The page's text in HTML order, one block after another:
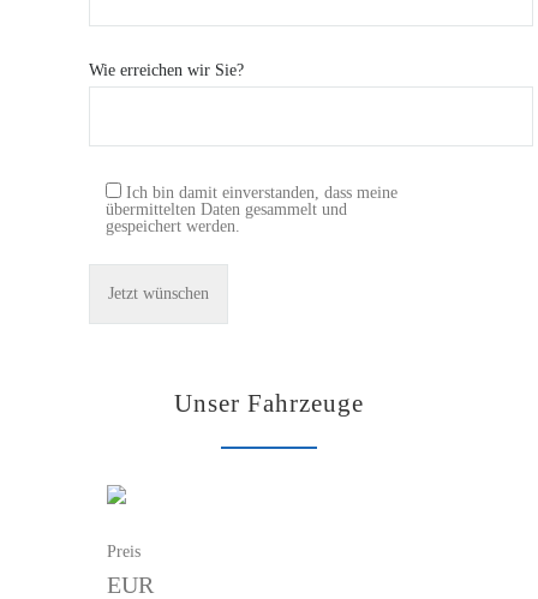
Wie erreichen wir Sie?
Ich bin damit einverstanden, dass meine
übermittelten Daten gesammelt und
gespeichert werden.
Unser Fahrzeuge
Preis
EUR